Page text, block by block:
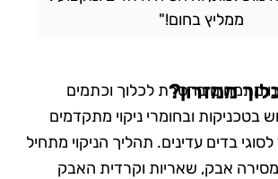
ממליץ בחום!"
ממזרון?
מתמחים בהסרת לכלוך וכתמים
בטכניקות ובחומרי ניקוי מתקדמים
בדים עדינים. תהליך הניקוי מתחיל
אבק, שאריות וקרדית האבק